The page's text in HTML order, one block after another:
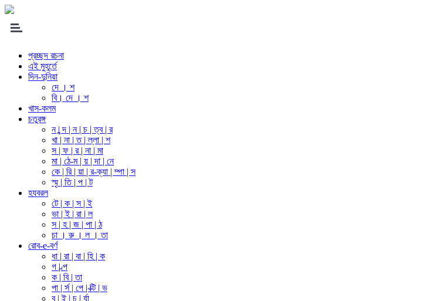
প্রচ্ছদ রচনা
এই মুহূর্তে
দিন-দুনিয়া
দে । শ
বি। দে । শ
খাস-কলম
চতুরঙ্গ
ন | ন্দ | ন | চ | ত্ব | র
খা | না | ত | ল্লা | শ
স | ফ | র | না | মা
মা | ঠে-ম | য় | দা | নে
কে | রি | য়া | র-ক্যা | ম্পা | স
স্মৃ | তি | প | ট
হযবরল
টে | ক | স | ই
ভা | ই | রা | ল
স | হ | জ | পা | ঠ
চা । রু । ল । তা
রোব-e-বর্ণ
ধা | রা | বা | হি | ক
গ | ল্প
ক | বি | তা
পা | র্স | পে | ক্টি | ভ
ব | ই | চ | র্যা